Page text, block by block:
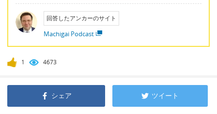
回答したアンカーのサイト
Machigai Podcast
1 4673
シェア ツイート